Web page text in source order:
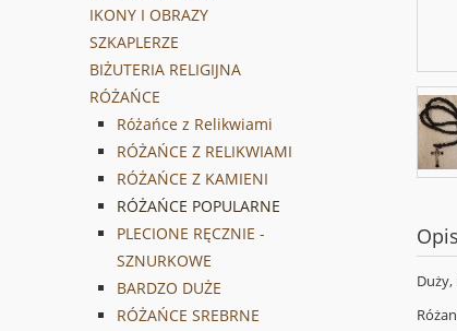
IKONY I OBRAZY
SZKAPLERZE
BIŻUTERIA RELIGIJNA
RÓŻAŃCE
Różańce z Relikwiami
RÓŻAŃCE Z RELIKWIAMI
RÓŻAŃCE Z KAMIENI
RÓŻAŃCE POPULARNE
PLECIONE RĘCZNIE -
SZNURKOWE
BARDZO DUŻE
RÓŻAŃCE SREBRNE
Opis